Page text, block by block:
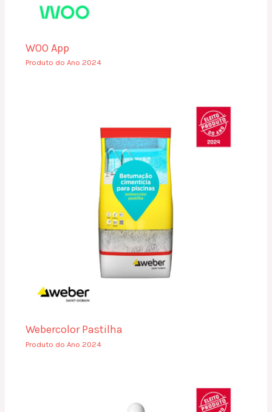
WOO App
Produto do Ano 2024
Webercolor Pastilha
Produto do Ano 2024